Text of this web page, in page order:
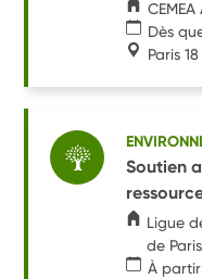
Dès
Paris 18
Soutien
Ligue
de Paris
À